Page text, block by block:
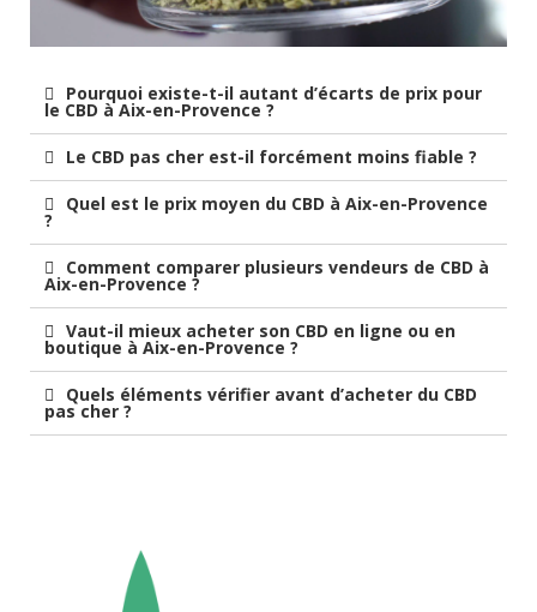
Pourquoi existe-t-il autant d’écarts de prix pour
le CBD à Aix-en-Provence ?
Le CBD pas cher est-il forcément moins fiable ?
Quel est le prix moyen du CBD à Aix-en-Provence
?
Comment comparer plusieurs vendeurs de CBD à
Aix-en-Provence ?
Vaut-il mieux acheter son CBD en ligne ou en
boutique à Aix-en-Provence ?
Quels éléments vérifier avant d’acheter du CBD
pas cher ?